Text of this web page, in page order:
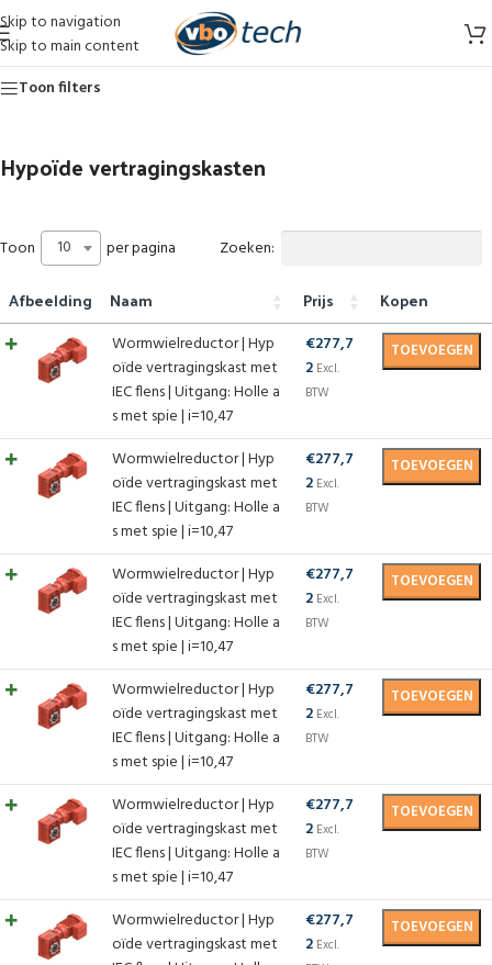
Skip to navigation
Skip to main content
Toon filters
Hypoïde vertragingskasten
Toon 10 per pagina Zoeken:
Afbeelding Naam Prijs Kopen
Wormwielreductor | Hyp
oïde vertragingskast met
IEC flens | Uitgang: Holle a
s met spie | i=10,47
€277,7
2 Excl.
BTW
TOEVOEGEN
Wormwielreductor | Hyp
oïde vertragingskast met
IEC flens | Uitgang: Holle a
s met spie | i=10,47
€277,7
2 Excl.
BTW
TOEVOEGEN
Wormwielreductor | Hyp
oïde vertragingskast met
IEC flens | Uitgang: Holle a
s met spie | i=10,47
€277,7
2 Excl.
BTW
TOEVOEGEN
Wormwielreductor | Hyp
oïde vertragingskast met
IEC flens | Uitgang: Holle a
s met spie | i=10,47
€277,7
2 Excl.
BTW
TOEVOEGEN
Wormwielreductor | Hyp
oïde vertragingskast met
IEC flens | Uitgang: Holle a
s met spie | i=10,47
€277,7
2 Excl.
BTW
TOEVOEGEN
Wormwielreductor | Hyp
oïde vertragingskast met
€277,7
2 Excl.
TOEVOEGEN